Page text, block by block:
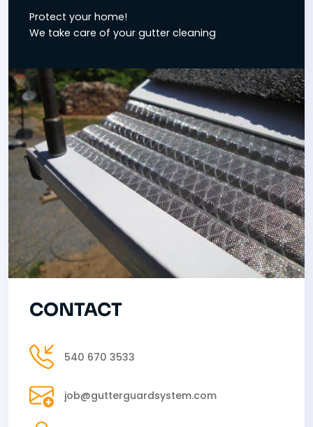
Protect your home!
We take care of your gutter cleaning
CONTACT
540 670 3533
job@gutterguardsystem.com